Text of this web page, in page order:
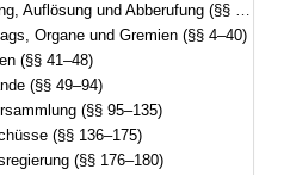
und Abberufung (§§ 1–3)
Organe und Gremien (§§ 4–40)
(§§ 41–48)
(§§ 49–94)
(§§ 95–135)
(§§ 136–175)
(§§ 176–180)